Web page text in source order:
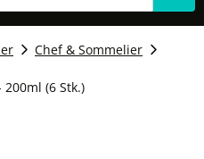
Chef & Sommelier
200ml (6 Stk.)